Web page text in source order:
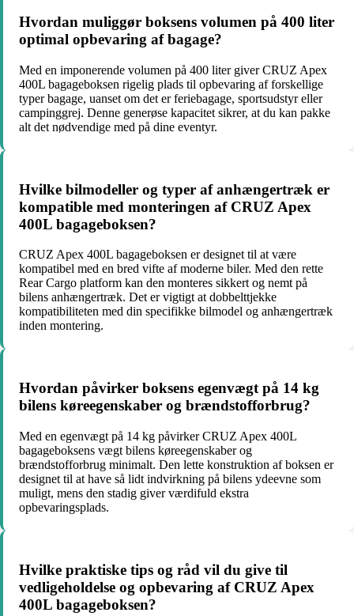
Hvordan muliggør boksens volumen på 400 liter
optimal opbevaring af bagage?
Med en imponerende volumen på 400 liter giver CRUZ Apex
400L bagageboksen rigelig plads til opbevaring af forskellige
typer bagage, uanset om det er feriebagage, sportsudstyr eller
campinggrej. Denne generøse kapacitet sikrer, at du kan pakke
alt det nødvendige med på dine eventyr.
Hvilke bilmodeller og typer af anhængertræk er
kompatible med monteringen af CRUZ Apex
400L bagageboksen?
CRUZ Apex 400L bagageboksen er designet til at være
kompatibel med en bred vifte af moderne biler. Med den rette
Rear Cargo platform kan den monteres sikkert og nemt på
bilens anhængertræk. Det er vigtigt at dobbelttjekke
kompatibiliteten med din specifikke bilmodel og anhængertræk
inden montering.
Hvordan påvirker boksens egenvægt på 14 kg
bilens køreegenskaber og brændstofforbrug?
Med en egenvægt på 14 kg påvirker CRUZ Apex 400L
bagageboksens vægt bilens køreegenskaber og
brændstofforbrug minimalt. Den lette konstruktion af boksen er
designet til at have så lidt indvirkning på bilens ydeevne som
muligt, mens den stadig giver værdifuld ekstra
opbevaringsplads.
Hvilke praktiske tips og råd vil du give til
vedligeholdelse og opbevaring af CRUZ Apex
400L bagageboksen?